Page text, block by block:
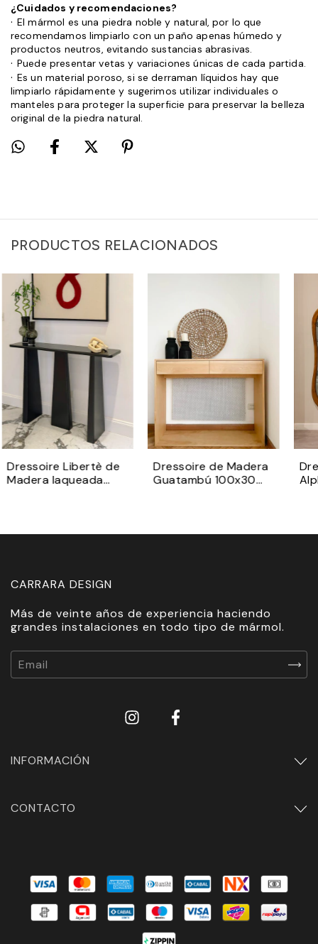
¿Cuidados y recomendaciones?
· El mármol es una piedra noble y natural, por lo que
recomendamos limpiarlo con un paño apenas húmedo y
productos neutros, evitando sustancias abrasivas.
· Puede presentar vetas y variaciones únicas de cada partida.
· Es un material poroso, si se derraman líquidos hay que
limpiarlo rápidamente y sugerimos utilizar individuales o
manteles para proteger la superficie para preservar la belleza
original de la piedra natural.
PRODUCTOS RELACIONADOS
Dressoire Libertè de
Madera laqueada
Dressoire de Madera
Guatambú 100x30
Más de veinte años de experiencia haciendo
grandes instalaciones en todo tipo de mármol.
INFORMACIÓN
CONTACTO
CARRARA DESIGN